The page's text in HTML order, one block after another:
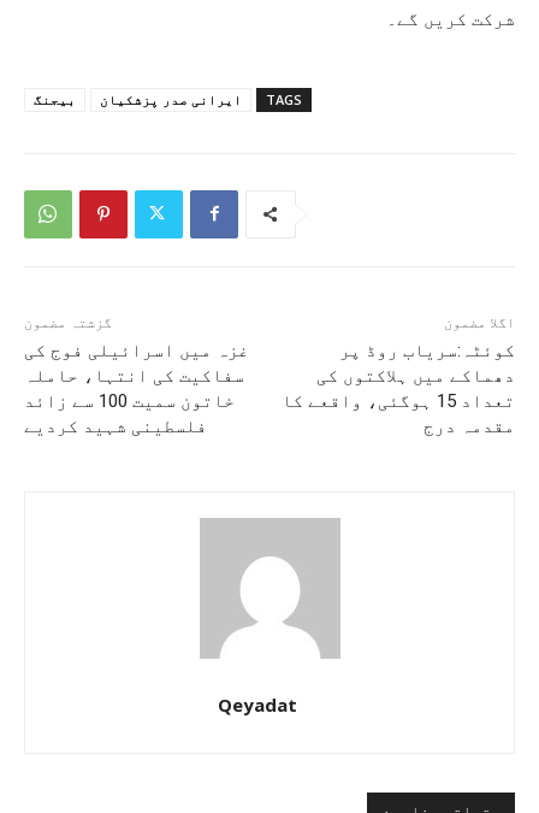
شرکت کریں گے۔
TAGS ایرانی صدر پزشکیان بیجنگ
گزشتہ مضمون
غزہ میں اسرائیلی فوج کی
سفاکیت کی انتہا، حاملہ
خاتون سمیت 100 سے زائد
فلسطینی شہید کردیے
اگلا مضمون
کوئٹہ:سریاب روڈ پر
دھماکے میں ہلاکتوں کی
تعداد 15 ہوگئی، واقعے کا
مقدمہ درج
Qeyadat